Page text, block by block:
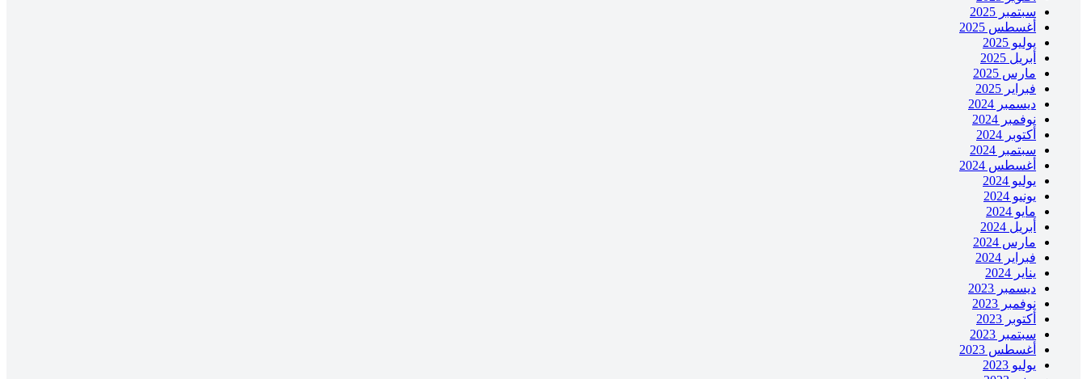
سبتمبر 2025
أغسطس 2025
يوليو 2025
أبريل 2025
مارس 2025
فبراير 2025
ديسمبر 2024
نوفمبر 2024
أكتوبر 2024
سبتمبر 2024
أغسطس 2024
يوليو 2024
يونيو 2024
مايو 2024
أبريل 2024
مارس 2024
فبراير 2024
يناير 2024
ديسمبر 2023
نوفمبر 2023
أكتوبر 2023
سبتمبر 2023
أغسطس 2023
يوليو 2023